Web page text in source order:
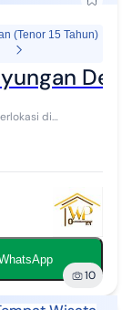
(Tenor 15 Tahun)
di
dengan
10